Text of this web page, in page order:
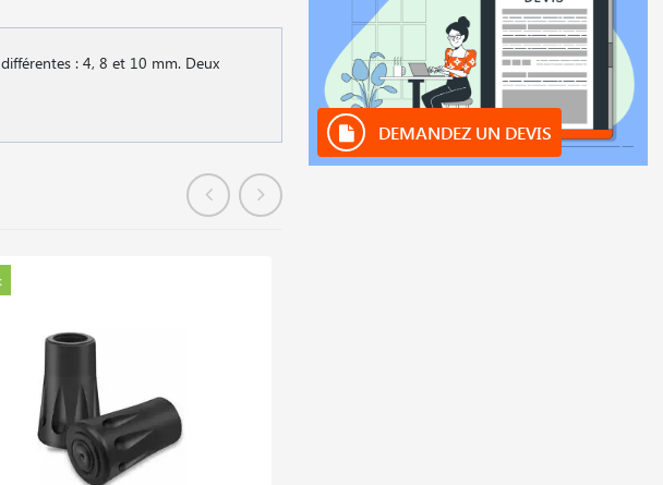
: 4, 8 et 10 mm. Deux
DEMANDEZ UN DEVIS